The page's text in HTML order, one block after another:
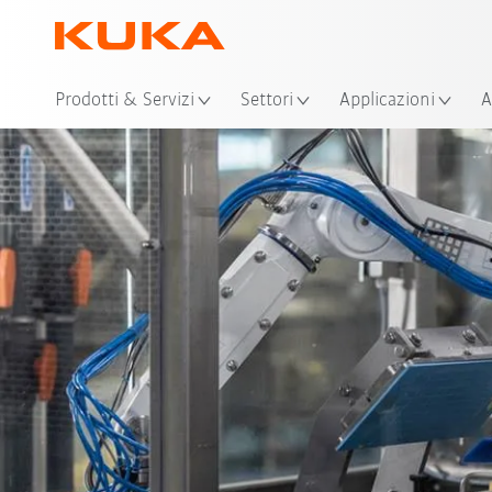
Prodotti & Servizi Settori Applicazioni